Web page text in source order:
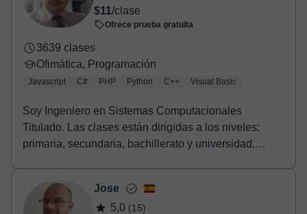
$11/clase
Ofrece prueba gratuita
3639 clases
Ofimática, Programación
Javascript C# PHP Python C++ Visual Basic
Soy Ingeniero en Sistemas Computacionales
Titulado. Las clases están dirigidas a los niveles:
primaria, secundaria, bachillerato y universidad,
Jose
5,0 (15)